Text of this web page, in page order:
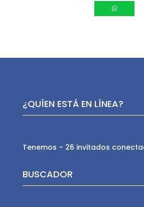
¿QUÍEN ESTÁ EN LÍNEA?
Tenemos – 26 invitados
BUSCADOR